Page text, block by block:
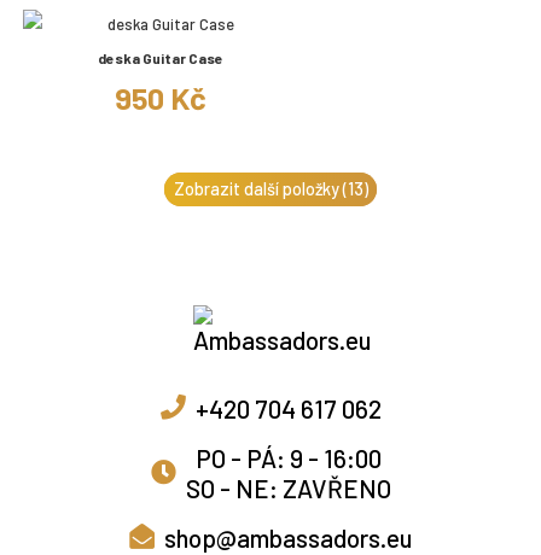
deska Guitar Case
950 Kč
Zobrazit další položky (13)
+420 704 617 062
PO - PÁ: 9 - 16:00
SO - NE: ZAVŘENO
shop@ambassadors.eu